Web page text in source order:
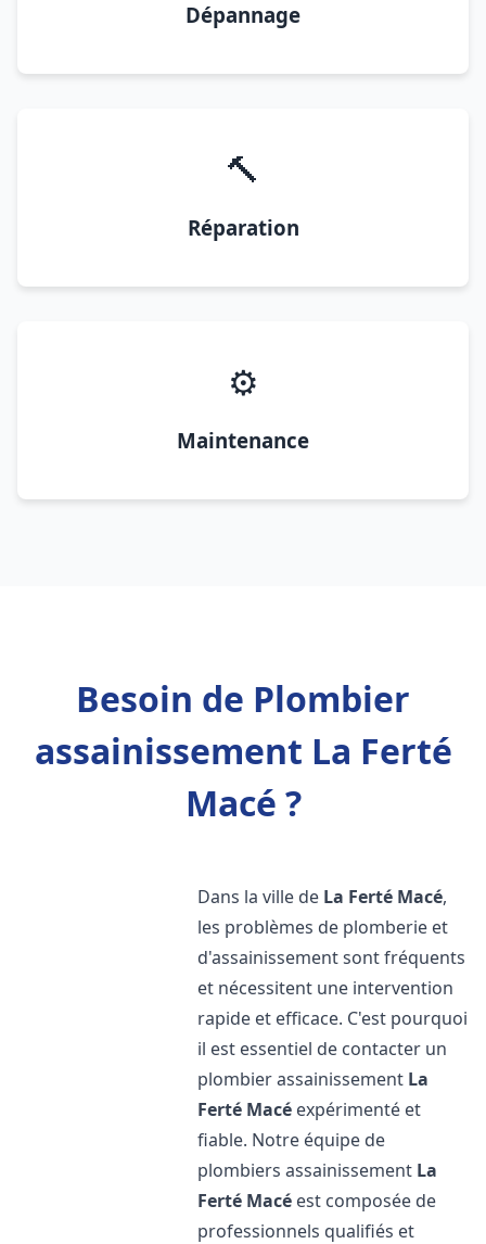
Dépannage
🔨
Réparation
⚙️
Maintenance
Besoin de Plombier
assainissement La Ferté
Macé ?
Dans la ville de La Ferté Macé,
les problèmes de plomberie et
d'assainissement sont fréquents
et nécessitent une intervention
rapide et efficace. C'est pourquoi
il est essentiel de contacter un
plombier assainissement La
Ferté Macé expérimenté et
fiable. Notre équipe de
plombiers assainissement La
Ferté Macé est composée de
professionnels qualifiés et